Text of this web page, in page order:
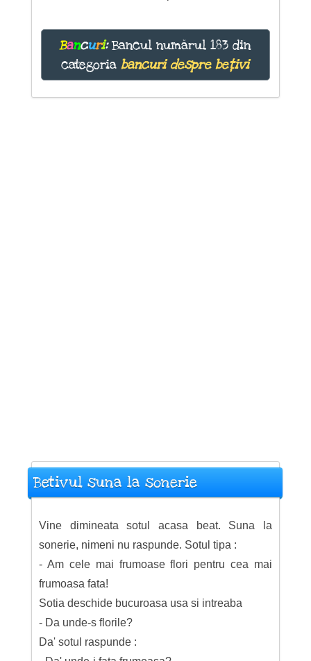
Bancuri:Bancul numărul 183 din
categoriabancuri despre bețivi
Betivul suna la sonerie
Vine dimineata sotul acasa beat. Suna la
sonerie, nimeni nu raspunde. Sotul tipa :
- Am cele mai frumoase flori pentru cea mai
frumoasa fata!
Sotia deschide bucuroasa usa si intreaba
- Da unde-s florile?
Da' sotul raspunde :